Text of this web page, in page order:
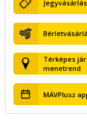
Jegyvásárlás
Térképes
menetrend
MÁVPlusz